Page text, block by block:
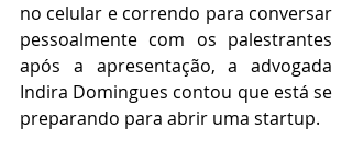
no celular e correndo para conversar
pessoalmente com os palestrantes
após a apresentação, a advogada
Indira Domingues contou que está se
preparando para abrir uma startup.